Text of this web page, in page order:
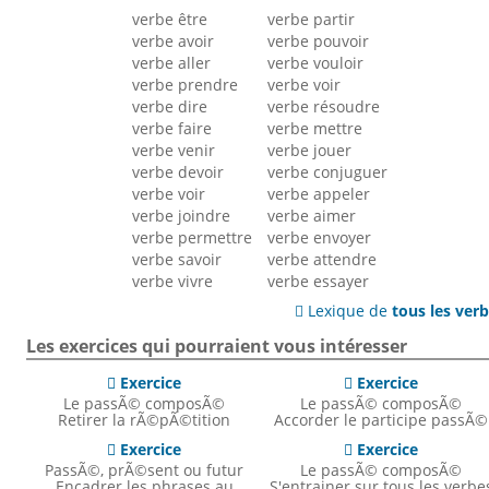
verbe être
verbe avoir
verbe aller
verbe prendre
verbe dire
verbe faire
verbe venir
verbe devoir
verbe voir
verbe joindre
verbe permettre
verbe savoir
verbe vivre
verbe partir
verbe pouvoir
verbe vouloir
verbe voir
verbe résoudre
verbe mettre
verbe jouer
verbe conjuguer
verbe appeler
verbe aimer
verbe envoyer
verbe attendre
verbe essayer
 Lexique detous les
Les exercices qui pourraient vous intéresser
 Exercice
Le passÃ© composÃ©
Retirer la rÃ©pÃ©tition
 Exercice
Le passÃ© composÃ©
Accorder le participe passÃ©
 Exercice
PassÃ©, prÃ©sent ou futur
 Exercice
Le passÃ© composÃ©